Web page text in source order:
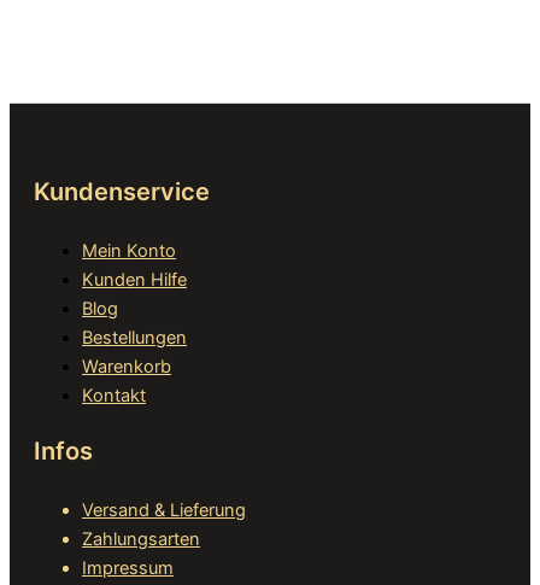
Kundenservice
Mein Konto
Kunden Hilfe
Blog
Bestellungen
Warenkorb
Kontakt
Infos
Versand & Lieferung
Zahlungsarten
Impressum